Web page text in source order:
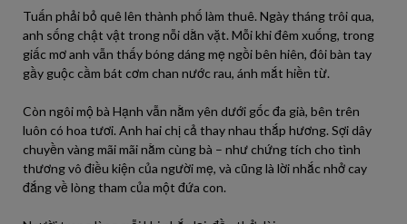
Tuấn phải bỏ quê lên thành phố làm thuê. Ngày tháng trôi qua,
anh sống chật vật trong nỗi dằn vặt. Mỗi khi đêm xuống, trong
giấc mơ anh vẫn thấy bóng dáng mẹ ngồi bên hiên, đôi bàn tay
gầy guộc cầm bát cơm chan nước rau, ánh mắt hiền từ.
Còn ngôi mộ bà Hạnh vẫn nằm yên dưới gốc đa già, bên trên
luôn có hoa tươi. Anh hai chị cả thay nhau thắp hương. Sợi dây
chuyền vàng mãi mãi nằm cùng bà – như chứng tích cho tình
thương vô điều kiện của người mẹ, và cũng là lời nhắc nhở cay
đắng về lòng tham của một đứa con.